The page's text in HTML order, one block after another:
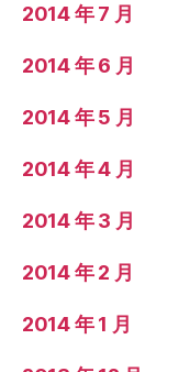
2014 年 7 月
2014 年 6 月
2014 年 5 月
2014 年 4 月
2014 年 3 月
2014 年 2 月
2014 年 1 月